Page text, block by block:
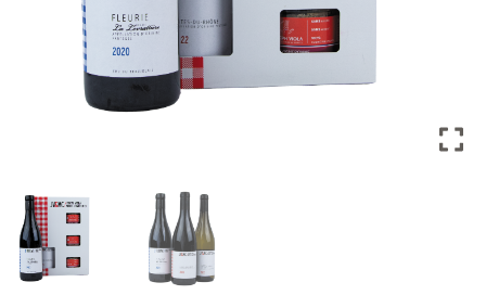
Panier